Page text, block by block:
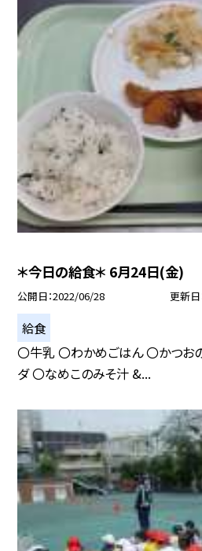
＊今日の給食＊ 6月24日(金)
公開日 2022/06/28 更新日
給食
〇牛乳 〇わかめごはん 〇かつお
ダ 〇なめこのみそ汁 &...